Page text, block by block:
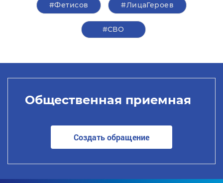
#Фетисов #ЛицаГероев
#СВО
Общественная приемная
Создать обращение